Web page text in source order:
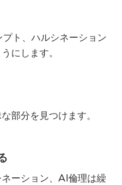
ト、ハルシネーション
にします。
部分を見つけます。
ーション、AI倫理は繰